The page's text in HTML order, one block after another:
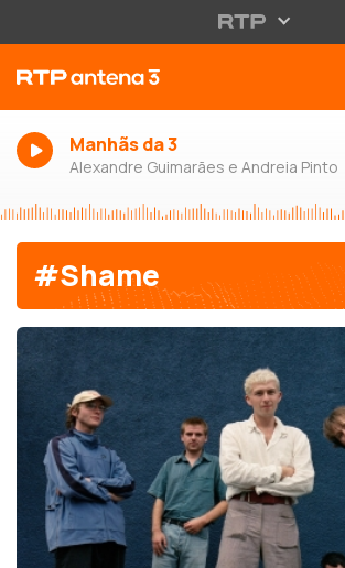
Manhãs da 3
Alexandre Guimarães e Andreia Pinto
#Shame